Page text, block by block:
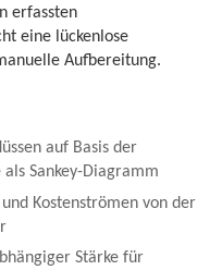
erfassten
eine lückenlose
Aufbereitung.
auf Basis der
Sankey-Diagramm
Kostenströmen von der
Stärke für